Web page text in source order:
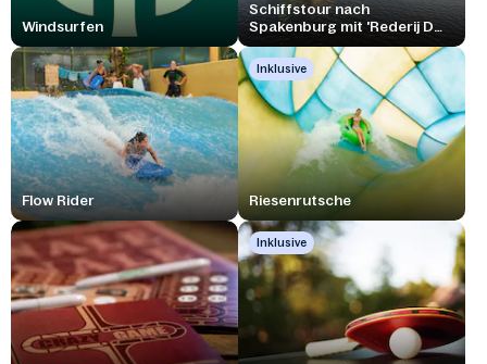
Windsurfen
Schiffstour nach
Spakenburg mit 'Rederij De
Zuidwal'
Flow Rider
Inklusive
Riesenrutsche
Inklusive